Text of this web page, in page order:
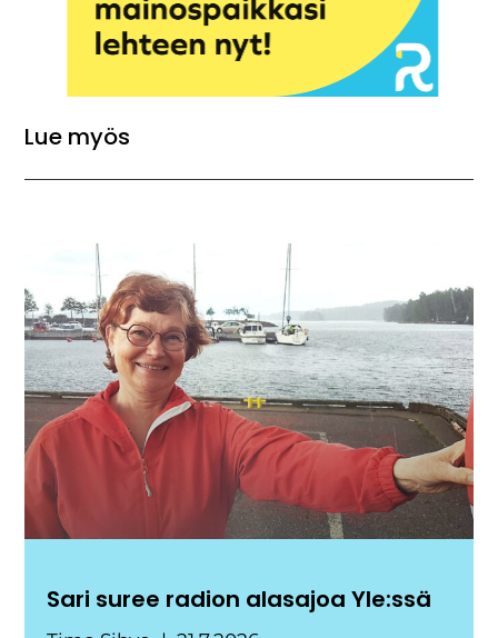
Lue myös
Sari suree radion alasajoa Yle:ssä